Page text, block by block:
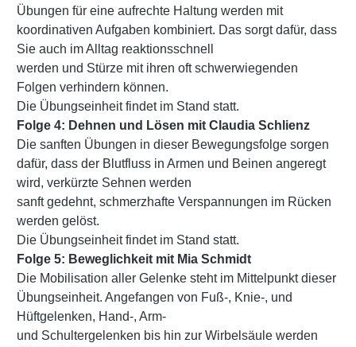
Übungen für eine aufrechte Haltung werden mit
koordinativen Aufgaben kombiniert. Das sorgt dafür, dass
Sie auch im Alltag reaktionsschnell
werden und Stürze mit ihren oft schwerwiegenden
Folgen verhindern können.
Die Übungseinheit findet im Stand statt.
Folge 4: Dehnen und Lösen mit Claudia Schlienz
Die sanften Übungen in dieser Bewegungsfolge sorgen
dafür, dass der Blutfluss in Armen und Beinen angeregt
wird, verkürzte Sehnen werden
sanft gedehnt, schmerzhafte Verspannungen im Rücken
werden gelöst.
Die Übungseinheit findet im Stand statt.
Folge 5: Beweglichkeit mit Mia Schmidt
Die Mobilisation aller Gelenke steht im Mittelpunkt dieser
Übungseinheit. Angefangen von Fuß-, Knie-, und
Hüftgelenken, Hand-, Arm-
und Schultergelenken bis hin zur Wirbelsäule werden